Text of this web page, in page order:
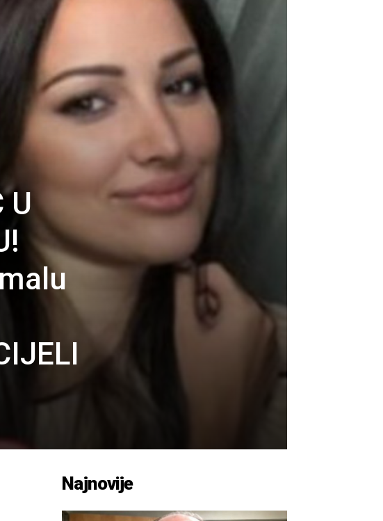
U
Najnovije